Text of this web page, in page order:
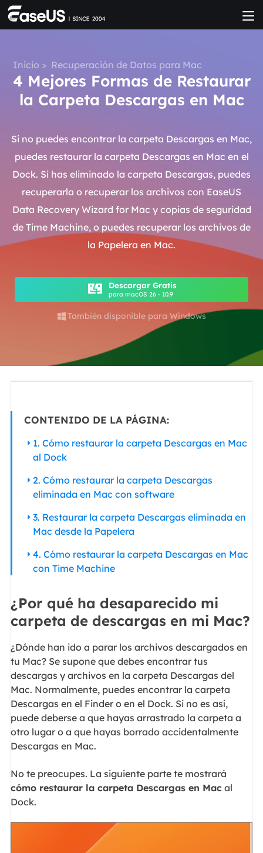
Inicio > Recuperación de Datos para Mac
4 Mejores Formas de Restaurar
la Carpeta Descargas en Mac
Si no puedes encontrar la carpeta Descargas en Mac,
puedes restaurar la carpeta Descargas en Mac en el
Dock. Si has eliminado la carpeta Descargas, puedes
recuperarla o recuperar los archivos con EaseUS
Data Recovery Wizard for Mac y copias de seguridad
de Time Machine, o puedes recuperar los archivos de
la Papelera en Mac.
Descargar Gratis
para macOS 26 - 10.9
 También disponible para Windows
CONTENIDO DE LA PÁGINA:
1. Cómo restaurar la carpeta Descargas en Mac
al Dock
2. Cómo restaurar la carpeta Descargas
eliminada en Mac con software
3. Restaurar la carpeta Descargas eliminada en
Mac desde la Papelera
4. Cómo restaurar la carpeta Descargas en Mac
con Time Machine
¿Por qué ha desaparecido mi
carpeta de descargas en mi Mac?
¿Dónde han ido a parar los archivos descargados en
tu Mac? Se supone que debes encontrar tus
descargas y archivos en la carpeta Descargas del
Mac. Normalmente, puedes encontrar la carpeta
Descargas en el Finder o en el Dock. Si no es así,
puede deberse a que hayas arrastrado la carpeta a
otro lugar o a que hayas borrado accidentalmente
Descargas en Mac.
No te preocupes. La siguiente parte te mostrará
cómo restaurar la carpeta Descargas en Macal
Dock.